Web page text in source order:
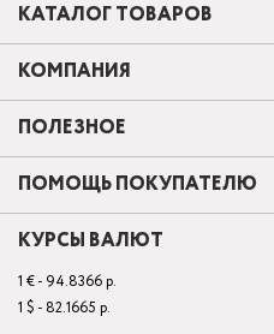
КАТАЛОГ ТОВАРОВ
КОМПАНИЯ
ПОЛЕЗНОЕ
ПОМОЩЬ ПОКУПАТЕЛЮ
КУРСЫ ВАЛЮТ
1 € - 94.8366 р.
1 $ - 82.1665 р.